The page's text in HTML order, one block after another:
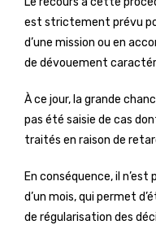
est strictement prévu
d’une mission ou en
de dévouement
À ce jour, la grande
pas été saisie de cas
traités en raison de
En conséquence, il n’est
d’un mois, qui permet
de régularisation des